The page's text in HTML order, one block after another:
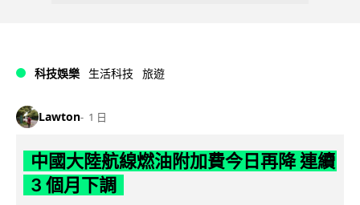
科技娛樂 生活科技 旅遊
Lawton 1 日
中國大陸航線燃油附加費今日再降 連續
3 個月下調